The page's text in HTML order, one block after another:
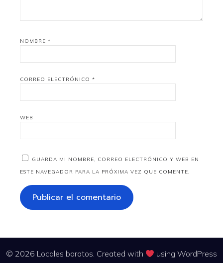
NOMBRE *
CORREO ELECTRÓNICO *
WEB
GUARDA MI NOMBRE, CORREO ELECTRÓNICO Y WEB EN
ESTE NAVEGADOR PARA LA PRÓXIMA VEZ QUE COMENTE.
© 2026 Locales baratos. Created with
using WordPress